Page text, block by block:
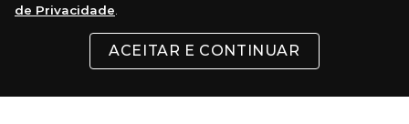
de Privacidade
ACEITAR E CONTINUAR
INSTITUCIONAL